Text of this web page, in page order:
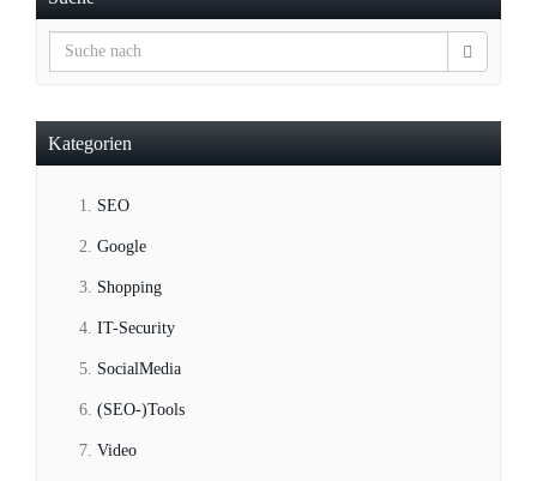
Kategorien
SEO
Google
Shopping
IT-Security
SocialMedia
(SEO-)Tools
Video